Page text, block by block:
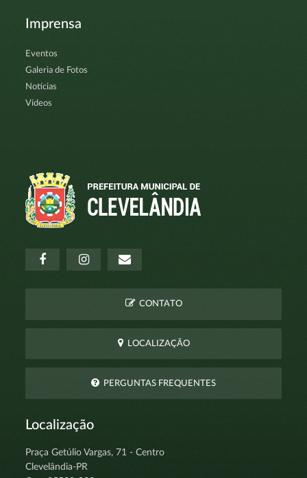
Imprensa
Eventos
Galeria de Fotos
Notícias
Vídeos
CONTATO
LOCALIZAÇÃO
PERGUNTAS FREQUENTES
Localização
Praça Getúlio Vargas, 71 - Centro
Clevelândia-PR